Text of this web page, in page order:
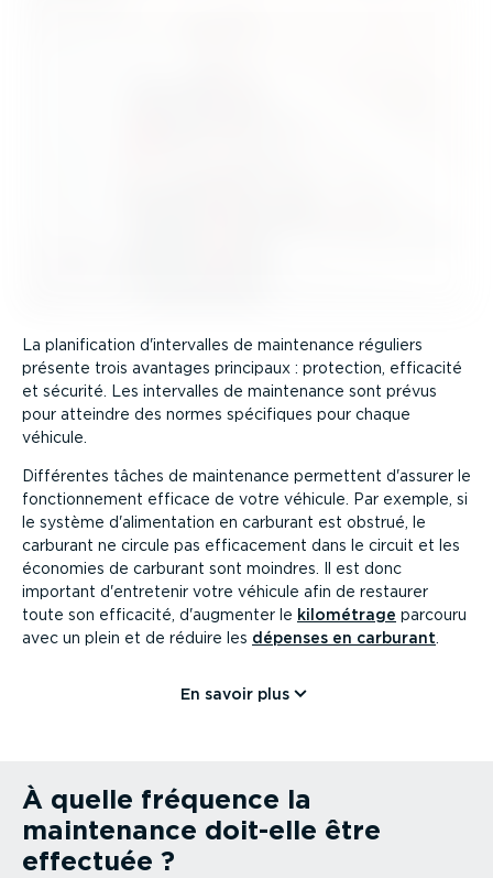
La plani­fi­cation d'intervalles de maintenance réguliers
présente trois avantages principaux : protection, efficacité
et sécurité. Les intervalles de maintenance sont prévus
pour atteindre des normes spécifiques pour chaque
véhicule.
Différentes tâches de maintenance permettent d'assurer le
fonction­nement efficace de votre véhicule. Par exemple, si
le système d'alimen­tation en carburant est obstrué, le
carburant ne circule pas effica­cement dans le circuit et les
économies de carburant sont moindres. Il est donc
important d'entretenir votre véhicule afin de restaurer
toute son efficacité, d'augmenter le kilométrage parcouru
avec un plein et de réduire les dépenses en carburant
En savoir plus
À quelle fréquence la
maintenance doit-elle être
effectuée ?